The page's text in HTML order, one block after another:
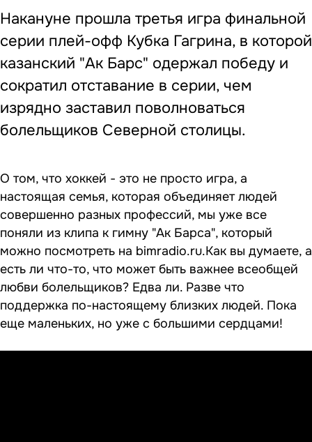
Накануне прошла третья игра финальной
серии плей-офф Кубка Гагрина, в которой
казанский "Ак Барс" одержал победу и
сократил отставание в серии, чем
изрядно заставил поволноваться
болельщиков Северной столицы.
О том, что хоккей - это не просто игра, а
настоящая семья, которая объединяет людей
совершенно разных профессий, мы уже все
поняли из клипа к гимну "Ак Барса", который
можно посмотреть на bimradio.ru.Как вы думаете, а
есть ли что-то, что может быть важнее всеобщей
любви болельщиков? Едва ли. Разве что
поддержка по-настоящему близких людей. Пока
еще маленьких, но уже с большими сердцами!